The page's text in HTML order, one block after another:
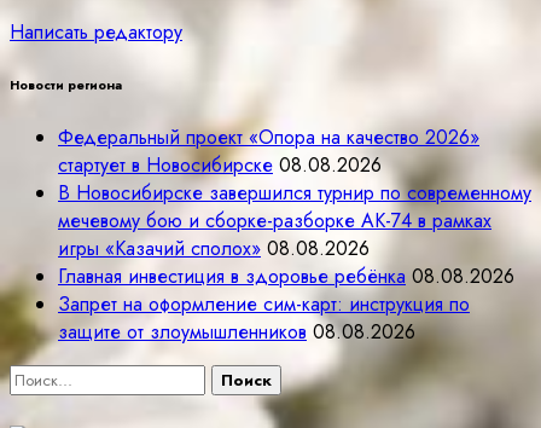
Написать редактору
Новости региона
Федеральный проект «Опора на качество 2026»
стартует в Новосибирске 08.08.2026
В Новосибирске завершился турнир по современному
мечевому бою и сборке-разборке АК-74 в рамках
игры «Казачий сполох» 08.08.2026
Главная инвестиция в здоровье ребёнка 08.08.2026
Запрет на оформление сим-карт: инструкция по
защите от злоумышленников 08.08.2026
Найти: